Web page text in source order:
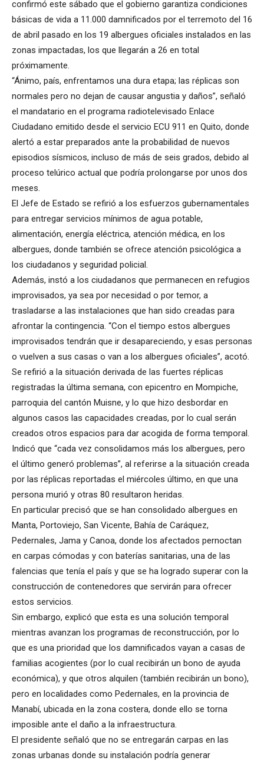
confirmó este sábado que el gobierno garantiza condiciones
básicas de vida a 11.000 damnificados por el terremoto del 16
de abril pasado en los 19 albergues oficiales instalados en las
zonas impactadas, los que llegarán a 26 en total
próximamente.
“Ánimo, país, enfrentamos una dura etapa; las réplicas son
normales pero no dejan de causar angustia y daños”, señaló
el mandatario en el programa radiotelevisado Enlace
Ciudadano emitido desde el servicio ECU 911 en Quito, donde
alertó a estar preparados ante la probabilidad de nuevos
episodios sísmicos, incluso de más de seis grados, debido al
proceso telúrico actual que podría prolongarse por unos dos
meses.
El Jefe de Estado se refirió a los esfuerzos gubernamentales
para entregar servicios mínimos de agua potable,
alimentación, energía eléctrica, atención médica, en los
albergues, donde también se ofrece atención psicológica a
los ciudadanos y seguridad policial.
Además, instó a los ciudadanos que permanecen en refugios
improvisados, ya sea por necesidad o por temor, a
trasladarse a las instalaciones que han sido creadas para
afrontar la contingencia. “Con el tiempo estos albergues
improvisados tendrán que ir desapareciendo, y esas personas
o vuelven a sus casas o van a los albergues oficiales”, acotó.
Se refirió a la situación derivada de las fuertes réplicas
registradas la última semana, con epicentro en Mompiche,
parroquia del cantón Muisne, y lo que hizo desbordar en
algunos casos las capacidades creadas, por lo cual serán
creados otros espacios para dar acogida de forma temporal.
Indicó que “cada vez consolidamos más los albergues, pero
el último generó problemas”, al referirse a la situación creada
por las réplicas reportadas el miércoles último, en que una
persona murió y otras 80 resultaron heridas.
En particular precisó que se han consolidado albergues en
Manta, Portoviejo, San Vicente, Bahía de Caráquez,
Pedernales, Jama y Canoa, donde los afectados pernoctan
en carpas cómodas y con baterías sanitarias, una de las
falencias que tenía el país y que se ha logrado superar con la
construcción de contenedores que servirán para ofrecer
estos servicios.
Sin embargo, explicó que esta es una solución temporal
mientras avanzan los programas de reconstrucción, por lo
que es una prioridad que los damnificados vayan a casas de
familias acogientes (por lo cual recibirán un bono de ayuda
económica), y que otros alquilen (también recibirán un bono),
pero en localidades como Pedernales, en la provincia de
Manabí, ubicada en la zona costera, donde ello se torna
imposible ante el daño a la infraestructura.
El presidente señaló que no se entregarán carpas en las
zonas urbanas donde su instalación podría generar